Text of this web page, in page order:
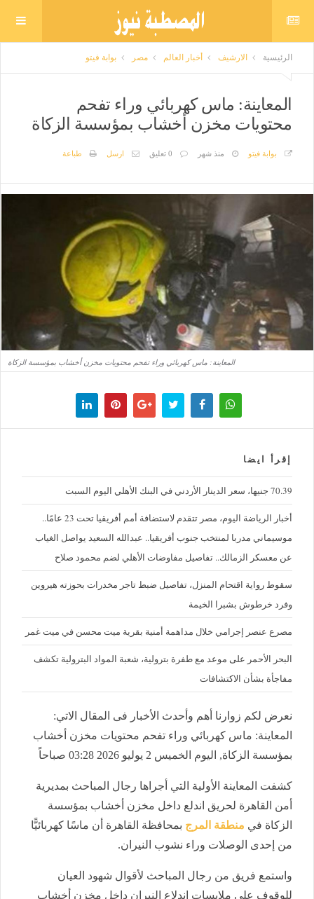
الرئيسية الارشيف أخبار العالم مصر بوابة فيتو
المعاينة: ماس كهربائي وراء تفحم
محتويات مخزن أخشاب بمؤسسة الزكاة
بوابة فيتو منذ شهر 0 تعليق ارسل طباعة
المعاينة: ماس كهربائي وراء تفحم محتويات مخزن أخشاب بمؤسسة الزكاة
إقرأ ايضا
70.39 جنيها، سعر الدينار الأردني في البنك الأهلي اليوم السبت
أخبار الرياضة اليوم، مصر تتقدم لاستضافة أمم أفريقيا تحت 23 عامًا..
موسيماني مدربا لمنتخب جنوب أفريقيا.. عبدالله السعيد يواصل الغياب
عن معسكر الزمالك.. تفاصيل مفاوضات الأهلي لضم محمود صلاح
سقوط رواية اقتحام المنزل، تفاصيل ضبط تاجر مخدرات بحوزته هيروين
وفرد خرطوش بشبرا الخيمة
مصرع عنصر إجرامي خلال مداهمة أمنية بقرية ميت محسن في ميت غمر
البحر الأحمر على موعد مع طفرة بترولية، شعبة المواد البترولية تكشف
مفاجأة بشأن الاكتشافات
نعرض لكم زوارنا أهم وأحدث الأخبار فى المقال الاتي:
المعاينة: ماس كهربائي وراء تفحم محتويات مخزن أخشاب
بمؤسسة الزكاة, اليوم الخميس 2 يوليو 2026 03:28 صباحاً
كشفت المعاينة الأولية التي أجراها رجال المباحث بمديرية
أمن القاهرة لحريق اندلع داخل مخزن أخشاب بمؤسسة
الزكاة في منطقة المرج بمحافظة القاهرة أن ماسًا كهربائيًّا
من إحدى الوصلات وراء نشوب النيران.
واستمع فريق من رجال المباحث لأقوال شهود العيان
للوقوف على ملابسات اندلاع النيران داخل مخزن أخشاب